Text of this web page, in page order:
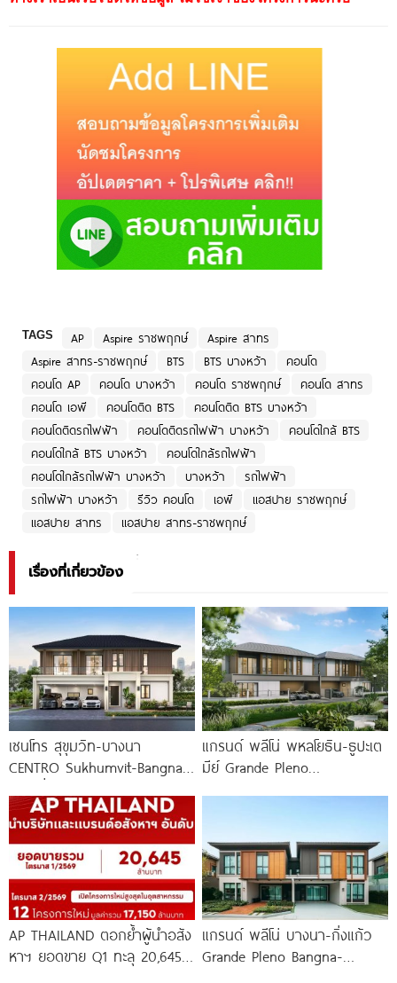
TAGS AP Aspire ราชพฤกษ์
Aspire สาทร
Aspire สาทร-ราชพฤกษ์
BTS BTS บางหว้า
คอนโด
คอนโด AP
คอนโด บางหว้า คอนโด ราชพฤกษ์
คอนโด สาทร
คอนโด เอพี
คอนโดติด BTS
คอนโดติด BTS บางหว้า
คอนโดติดรถไฟฟ้า
คอนโดติดรถไฟฟ้า บางหว้า
คอนโดใกล้ BTS
คอนโดใกล้ BTS บางหว้า
คอนโดใกล้รถไฟฟ้า
คอนโดใกล้รถไฟฟ้า บางหว้า
บางหว้า
รถไฟฟ้า
รถไฟฟ้า บางหว้า
รีวิว คอนโด เอพี
แอสปาย ราชพฤกษ์
แอสปาย สาทร
แอสปาย สาทร-ราชพฤกษ์
เรื่องที่เกี่ยวข้อง
เซนโทร สุขุมวิท-บางนา
CENTRO Sukhumvit-Bangna
ถนนสุขุมวิท และรถไฟฟ้า 2
แกรนด์ พลีโน่ พหลโยธิน-ธูปะเต
มีย์ Grande Pleno
AP THAILAND ตอกย้ำผู้นำอสัง
หาฯ ยอดขาย Q1 ทะลุ 20,645
แกรนด์ พลีโน่ บางนา-กิ่งแก้ว
Grande Pleno Bangna-